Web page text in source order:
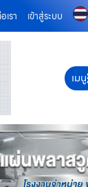
เรา เข้าสู่ระบบ
เมนู